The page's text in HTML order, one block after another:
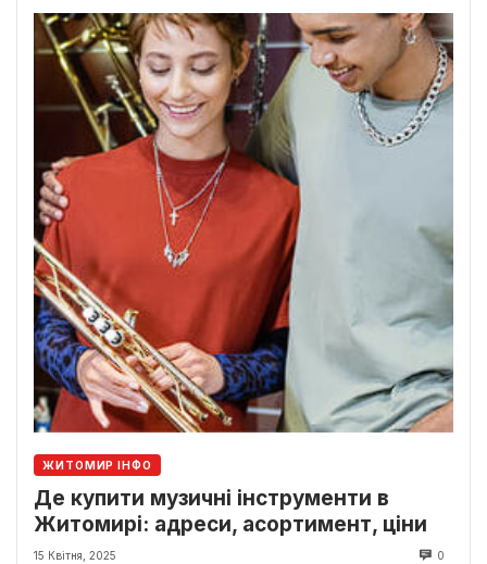
ЖИТОМИР ІНФО
Де купити музичні інструменти в
Житомирі: адреси, асортимент, ціни
15 Квітня, 2025 0